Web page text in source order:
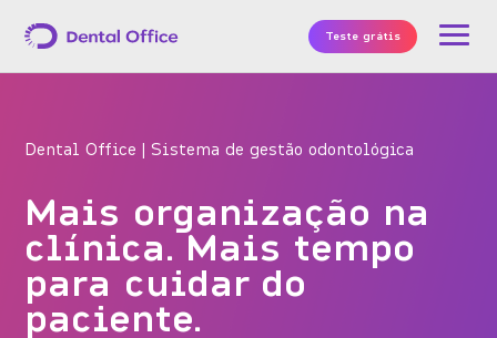
Teste grátis
Dental Office | Sistema de gestão odontológica
Mais organização na
clínica. Mais tempo
para cuidar do
paciente.